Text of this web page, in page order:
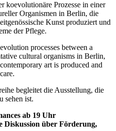
koevolutionäre Prozesse in einer
Organismen in Berlin, die
Kunst produziert und
der Pflege.
processes between a
cultural organisms in Berlin,
art is produced and
begleitet die Ausstellung, die
sehen ist.
ab 19 Uhr
Diskussion über Förderung,